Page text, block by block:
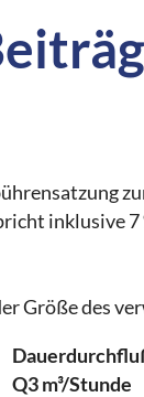
inklusive
Größe des
Q3 m³/Stunde